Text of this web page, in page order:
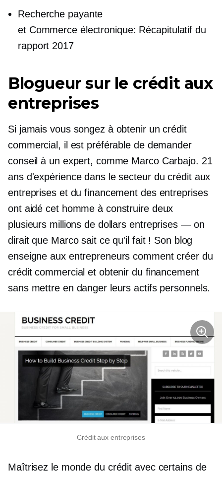
Recherche payante
et Commerce électronique: Récapitulatif du
rapport 2017
Blogueur sur le crédit aux
entreprises
Si jamais vous songez à obtenir un crédit
commercial, il est préférable de demander
conseil à un expert, comme Marco Carbajo. 21
ans d'expérience dans le secteur du crédit aux
entreprises et du financement des entreprises
ont aidé cet homme à construire deux
plusieurs millions de dollars entreprises — on
dirait que Marco sait ce qu'il fait ! Son blog
enseigne aux entrepreneurs comment créer du
crédit commercial et obtenir du financement
sans mettre en danger leurs actifs personnels.
Crédit aux entreprises
Maîtrisez le monde du crédit avec certains de